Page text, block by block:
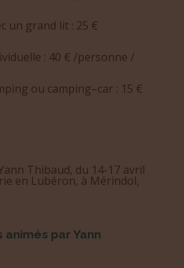
un grand lit : 25 €
: 40 € /personne /
ou camping–car : 15 €
Thibaud, du 14-17 avril
en Lubéron, à Mérindol,
par Yann